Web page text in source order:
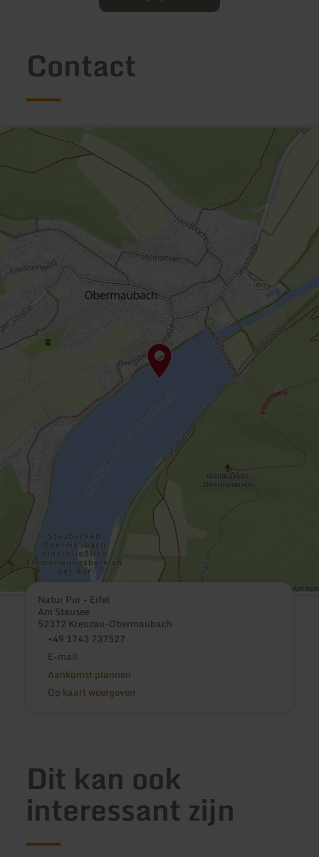
Contact
Natur Pur - Eifel
Am Stausee
52372 Kreuzau-Obermaubach
+49 1743 737527
E-mail
Aankomst plannen
Op kaart weergeven
Dit kan ook
interessant zijn